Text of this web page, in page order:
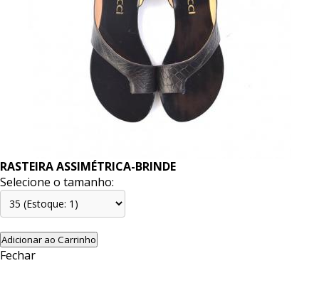
RASTEIRA ASSIMÉTRICA-BRINDE
Selecione o tamanho:
Adicionar ao Carrinho
Fechar